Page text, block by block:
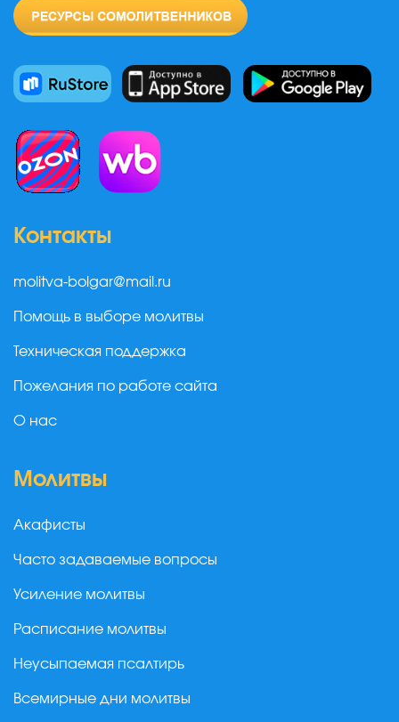
Контакты
molitva-bolgar@mail.ru
Помощь в выборе молитвы
Техническая поддержка
Пожелания по работе сайта
О нас
Молитвы
Акафисты
Часто задаваемые вопросы
Усиление молитвы
Расписание молитвы
Неусыпаемая псалтирь
Всемирные дни молитвы